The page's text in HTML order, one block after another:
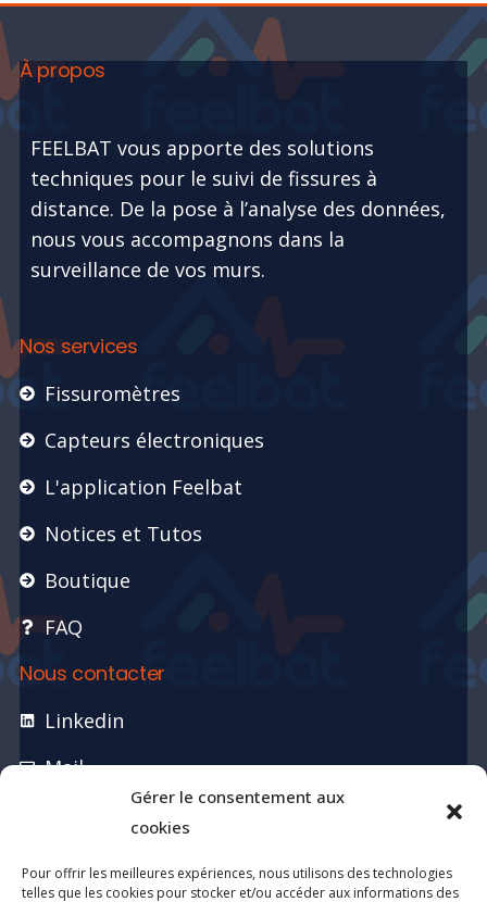
Gérer le consentement aux
cookies
Pour offrir les meilleures expériences, nous utilisons des technologies
telles que les cookies pour stocker et/ou accéder aux informations des
À propos
FEELBAT vous apporte des solutions
techniques pour le suivi de fissures à
distance. De la pose à l’analyse des données,
nous vous accompagnons dans la
surveillance de vos murs.
Nos services
Fissuromètres
Capteurs électroniques
L'application Feelbat
Notices et Tutos
Boutique
FAQ
Nous contacter
Linkedin
Mail